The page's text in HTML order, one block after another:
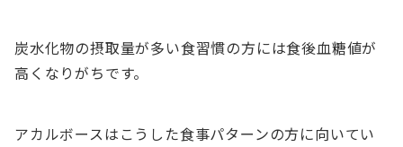
炭水化物の摂取量が多い食習慣の方には食後血糖値が
高くなりがちです。
アカルボースはこうした食事パターンの方に向いてい